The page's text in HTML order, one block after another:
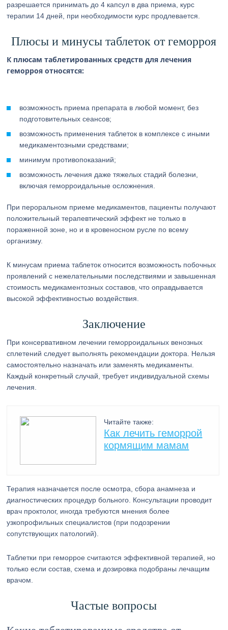
разрешается принимать до 4 капсул в два приема, курс
терапии 14 дней, при необходимости курс продлевается.
Плюсы и минусы таблеток от геморроя
К плюсам таблетированных средств для лечения
геморроя относятся:
возможность приема препарата в любой момент, без
подготовительных сеансов;
возможность применения таблеток в комплексе с иными
медикаментозными средствами;
минимум противопоказаний;
возможность лечения даже тяжелых стадий болезни,
включая геморроидальные осложнения.
При пероральном приеме медикаментов, пациенты получают
положительный терапевтический эффект не только в
пораженной зоне, но и в кровеносном русле по всему
организму.
К минусам приема таблеток относится возможность побочных
проявлений с нежелательными последствиями и завышенная
стоимость медикаментозных составов, что оправдывается
высокой эффективностью воздействия.
Заключение
При консервативном лечении геморроидальных венозных
сплетений следует выполнять рекомендации доктора. Нельзя
самостоятельно назначать или заменять медикаменты.
Каждый конкретный случай, требует индивидуальной схемы
лечения.
Читайте также:
Как лечить геморрой
кормящим мамам
Терапия назначается после осмотра, сбора анамнеза и
диагностических процедур больного. Консультации проводит
врач проктолог, иногда требуются мнения более
узкопрофильных специалистов (при подозрении
сопутствующих патологий).
Таблетки при геморрое считаются эффективной терапией, но
только если состав, схема и дозировка подобраны лечащим
врачом.
Частые вопросы